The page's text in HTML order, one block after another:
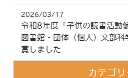
2026/03/17
令和8年度「子供の読書活動
図書館・団体（個人）文部科
賞しました
カテゴリ